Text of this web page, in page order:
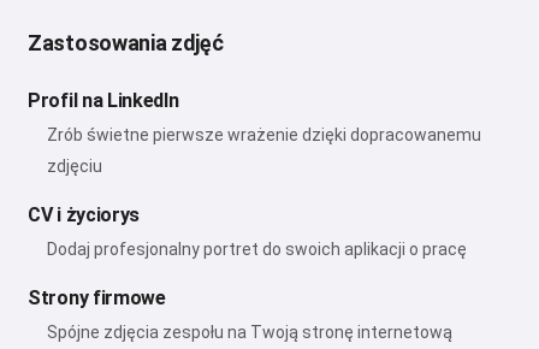
Zastosowania zdjęć
Profil na LinkedIn
Zrób świetne pierwsze wrażenie dzięki dopracowanemu
zdjęciu
CV i życiorys
Dodaj profesjonalny portret do swoich aplikacji o pracę
Strony firmowe
Spójne zdjęcia zespołu na Twoją stronę internetową